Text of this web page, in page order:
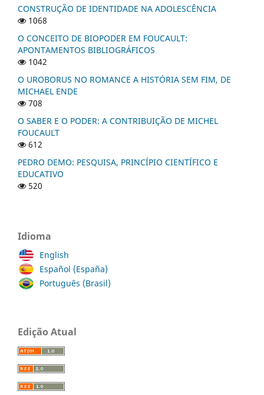
CONSTRUÇÃO DE IDENTIDADE NA ADOLESCÊNCIA
1068
O CONCEITO DE BIOPODER EM FOUCAULT:
APONTAMENTOS BIBLIOGRÁFICOS
1042
O UROBORUS NO ROMANCE A HISTÓRIA SEM FIM, DE
MICHAEL ENDE
708
O SABER E O PODER: A CONTRIBUIÇÃO DE MICHEL
FOUCAULT
612
PEDRO DEMO: PESQUISA, PRINCÍPIO CIENTÍFICO E
EDUCATIVO
520
Idioma
English
Español (España)
Português (Brasil)
Edição Atual